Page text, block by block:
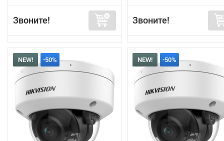
Звоните! Звоните!
NEW! -50% NEW! -50%